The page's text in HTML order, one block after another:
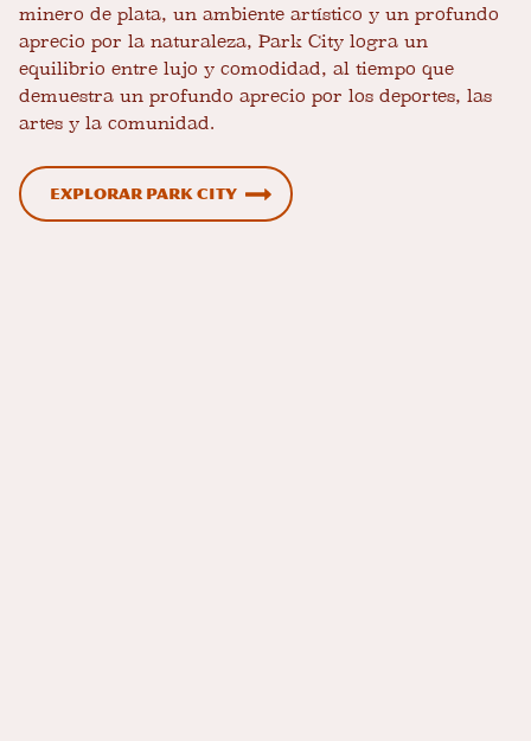
minero de plata, un ambiente artístico y un profundo
aprecio por la naturaleza, Park City logra un
equilibrio entre lujo y comodidad, al tiempo que
demuestra un profundo aprecio por los deportes, las
artes y la comunidad.
Explorar Park City